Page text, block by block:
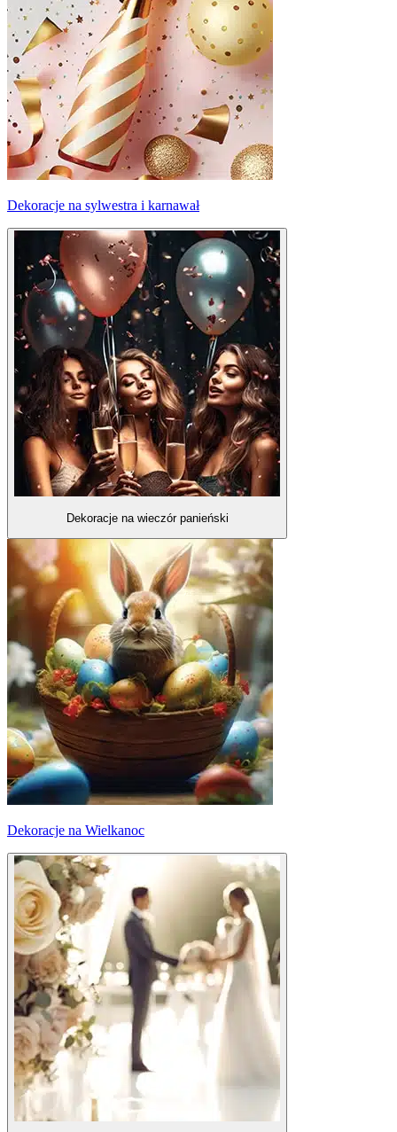
Dekoracje na sylwestra i karnawał
Dekoracje na wieczór panieński
Dekoracje na Wielkanoc